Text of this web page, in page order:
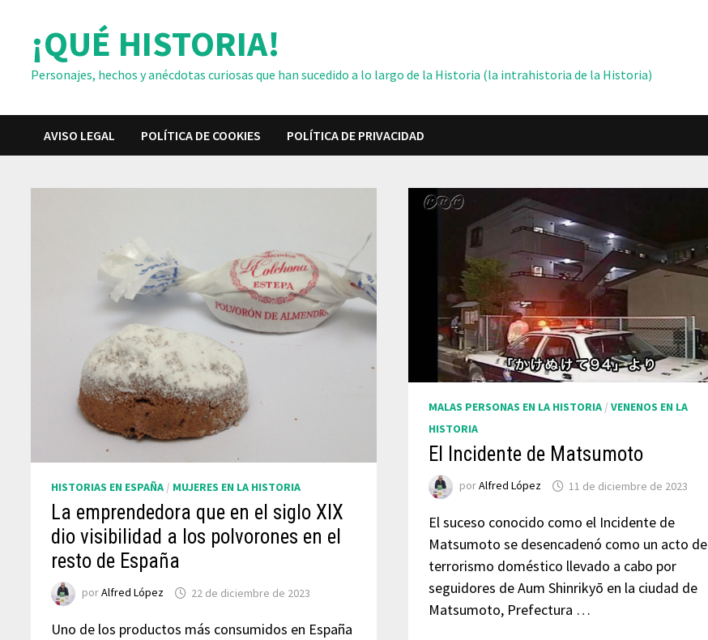
contenido¡QUÉ HISTORIA!
Personajes, hechos y anécdotas curiosas que han sucedido a lo largo de la Historia (la intrahistoria de la Historia)
AVISO LEGAL POLÍTICA DE COOKIES POLÍTICA DE PRIVACIDAD
HISTORIAS EN ESPAÑA / MUJERES EN LA HISTORIA
La emprendedora que en el siglo XIX
dio visibilidad a los polvorones en el
resto de España
porAlfred López 22 de diciembre de 2023
Uno de los productos más consumidos en España
MALAS PERSONAS EN LA HISTORIA/ VENENOS EN LA
HISTORIA
El Incidente de Matsumoto
porAlfred López 11 de diciembre de 2023
El suceso conocido como el Incidente de
Matsumoto se desencadenó como un acto de
terrorismo doméstico llevado a cabo por
seguidores de Aum Shinrikyō en la ciudad de
Matsumoto, Prefectura …